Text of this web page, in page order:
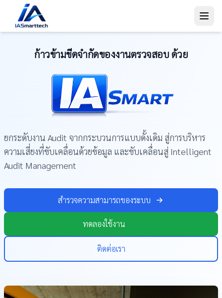
ก้าวข้ามขีดจำกัดของงานตรวจสอบ ด้วย
ยกระดับงาน Audit จากกระบวนการแบบดั้งเดิม สู่การบริหาร
ความเสี่ยงที่ขับเคลื่อนด้วยข้อมูล และขับเคลื่อนสู่ Intelligent
Audit Management
สำรวจความสามารถของระบบ
ทดลองใช้งาน
ติดต่อเรา